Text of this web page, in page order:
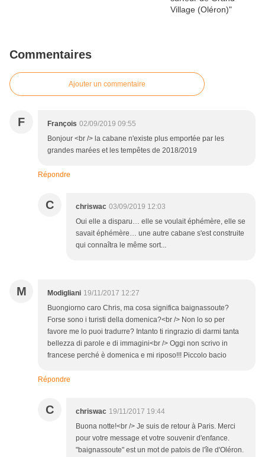
Commentaires
Ajouter un commentaire
F François 02/09/2019 09:55
Bonjour <br /> la cabane n'existe plus emportée par les
grandes marées et les tempêtes de 2018/2019
Répondre
C chriswac 03/09/2019 12:03
Oui elle a disparu… elle se voulait éphémère, elle se
savait éphémère… une autre cabane s'est construite
qui connaîtra le même sort...
M Modigliani 19/11/2017 12:27
Buongiorno caro Chris, ma cosa significa baignassoute?
Forse sono i turisti della domenica?<br /> Non lo so per
favore me lo puoi tradurre? Intanto ti ringrazio di darmi tanta
bellezza di parole e di immagini<br /> Oggi non scrivo in
francese perché è domenica e mi riposo!!! Piccolo bacio
Répondre
C chriswac 19/11/2017 19:44
Buona notte!<br /> Je suis de retour à Paris. Merci
pour votre message et votre souvenir d'enfance.
"baignassoute" est un mot de patois de l'île d'Oléron.